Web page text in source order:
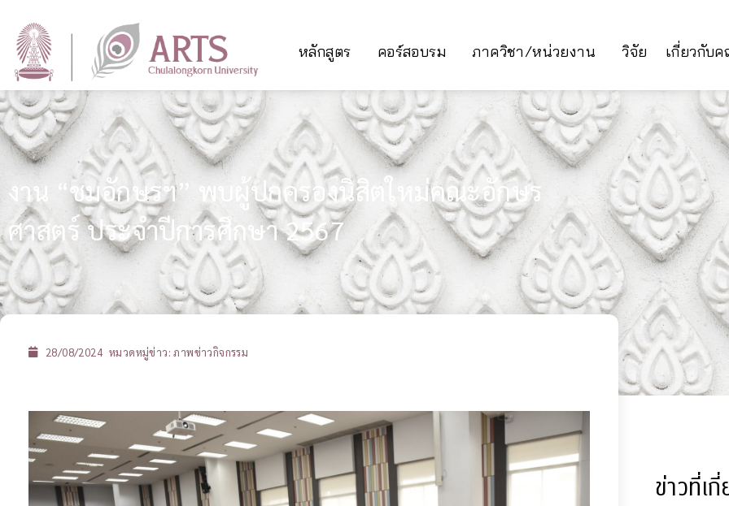
หลักสูตร คอร์สอบรม ภาควิชา/หน่วยงาน วิจัย เกี่ยวกับ
งาน “ชมอักษรฯ” พบผู้ปกครองนิสิตใหม่คณะอักษร
ศาสตร์ ประจำปีการศึกษา 2567
28/08/2024 หมวดหมู่ข่าว:ภาพข่าวกิจกรรม
ข่าวที่เ